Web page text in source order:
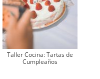
Taller Cocina: Tartas de
Cumpleaños